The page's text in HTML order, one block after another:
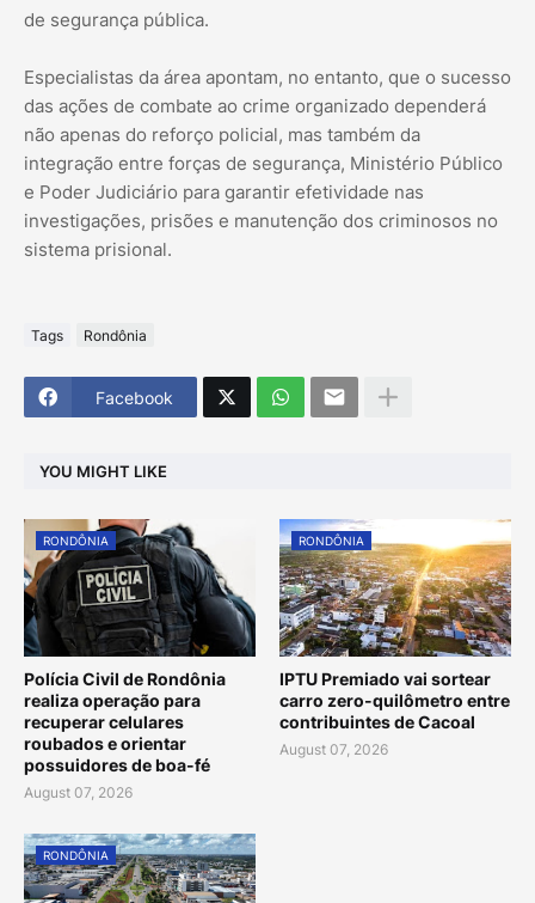
de segurança pública.
Especialistas da área apontam, no entanto, que o sucesso
das ações de combate ao crime organizado dependerá
não apenas do reforço policial, mas também da
integração entre forças de segurança, Ministério Público
e Poder Judiciário para garantir efetividade nas
investigações, prisões e manutenção dos criminosos no
sistema prisional.
Tags Rondônia
Facebook
YOU MIGHT LIKE
RONDÔNIA
Polícia Civil de Rondônia
realiza operação para
recuperar celulares
roubados e orientar
possuidores de boa-fé
August 07, 2026
RONDÔNIA
IPTU Premiado vai sortear
carro zero-quilômetro entre
contribuintes de Cacoal
August 07, 2026
RONDÔNIA